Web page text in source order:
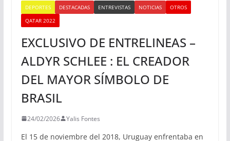
DEPORTES DESTACADAS ENTREVISTAS NOTICIAS
OTROS
QATAR 2022
EXCLUSIVO DE ENTRELINEAS –
ALDYR SCHLEE : EL CREADOR
DEL MAYOR SÍMBOLO DE
BRASIL
24/02/2026 Yalis Fontes
El 15 de noviembre del 2018, Uruguay enfrentaba en